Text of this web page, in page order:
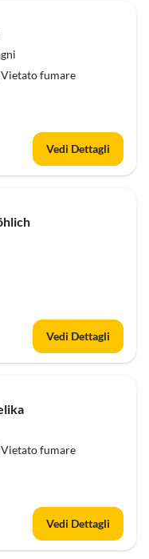
Vietato fumare
Vedi Dettagli
Vedi Dettagli
Vietato fumare
Vedi Dettagli